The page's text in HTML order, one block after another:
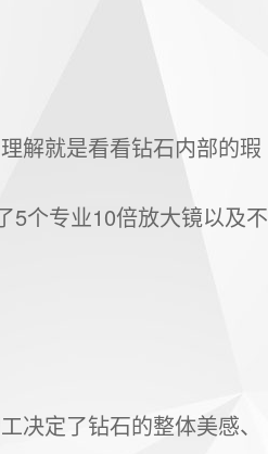
解就是看看钻石内部的瑕
5个专业10倍放大镜以及不
决定了钻石的整体美感、